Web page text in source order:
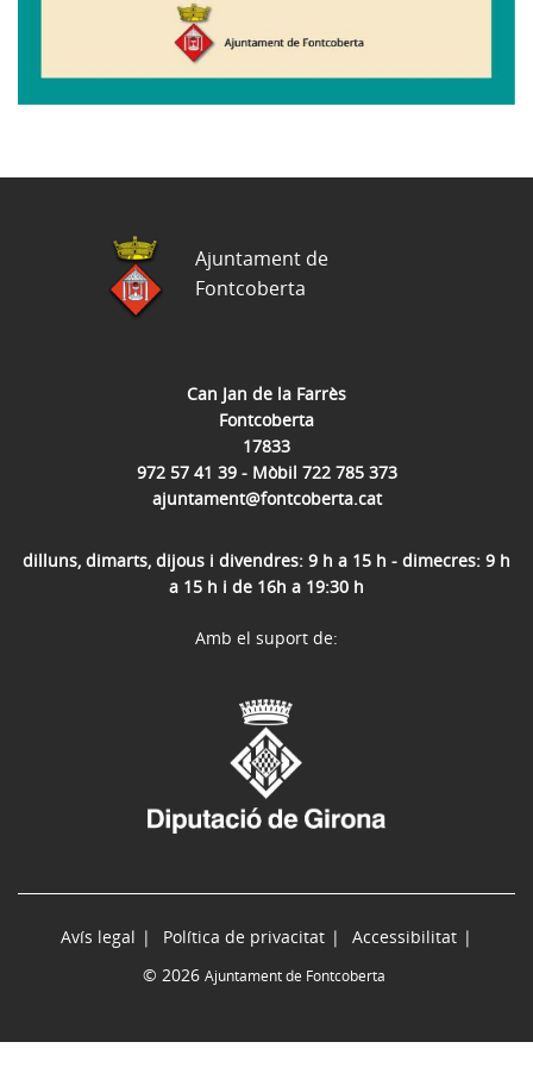
Can Jan de la Farrès
Fontcoberta
17833
972 57 41 39 - Mòbil 722 785 373
ajuntament@fontcoberta.cat
dilluns, dimarts, dijous i divendres: 9 h a 15 h - dimecres: 9 h
a 15 h i de 16h a 19:30 h
Ajuntament de
Fontcoberta
Avís legal Política de privacitat
Accessibilitat
© 2026 Ajuntament de Fontcoberta
Amb el suport de: